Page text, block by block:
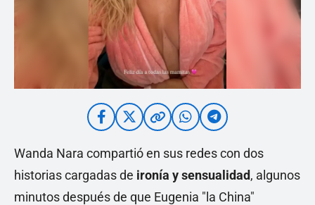
Wanda Nara compartió en sus redes con dos
historias cargadas de ironía y sensualidad, algunos
minutos después de que Eugenia "la China"